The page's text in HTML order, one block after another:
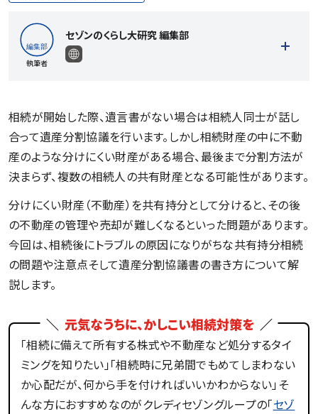
執筆者
セゾンのくらし大研究 編集部
記事一覧を見る
相続が開始した際、遺言書がない場合は相続人同士が話し
合って遺産分割協議を行います。しかし相続財産の中に不動
産のような分けにくい財産がある場合、最後まで分割方法が
決まらず、複数の相続人の共有財産となる可能性があります。
分けにくい財産（不動産）を共有持分として分けると、その後
の不動産の管理や売却が難しくなるといった問題があります。
今回は、相続後にトラブルの原因になりがちな共有持分相続
の問題や注意点そして遺産分割協議書の書き方について解
説します。
元気なうちに、かしこい相続対策を
「相続に備えて所有する株式や不動産など処分するタイ
ミングを知りたい」「相続時に兄弟間でもめてしまわない
か心配だが、何から手を付ければいいかわからない」そ
んな方におすすめなのがクレディセゾングループの「セゾ